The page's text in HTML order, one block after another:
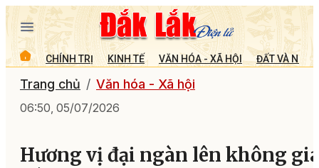
CHÍNH TRỊ KINH TẾ VĂN HÓA - XÃ HỘI ĐẤT VÀ
Trang chủ Văn hóa - Xã hội
06:50, 05/07/2026
Hương vị đại ngàn lên không